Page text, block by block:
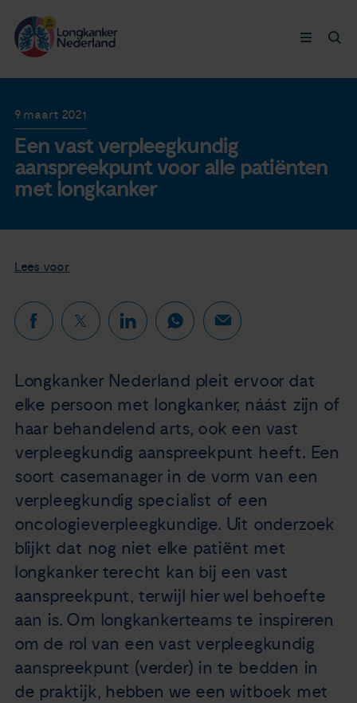
Doneer nu
Nieuws
Agenda
Over ons
Zorgverleners
Contact
Longkanker
Leven met
Ervaringen
9 maart 2021
Een vast verpleegkundig
aanspreekpunt voor alle patiënten
met longkanker
Lees voor
Longkanker Nederland pleit ervoor dat
elke persoon met longkanker, náást zijn of
haar behandelend arts, ook een vast
verpleegkundig aanspreekpunt heeft. Een
soort casemanager in de vorm van een
verpleegkundig specialist of een
oncologieverpleegkundige. Uit onderzoek
blijkt dat nog niet elke patiënt met
longkanker terecht kan bij een vast
aanspreekpunt, terwijl hier wel behoefte
aan is. Om longkankerteams te inspireren
om de rol van een vast verpleegkundig
aanspreekpunt (verder) in te bedden in
de praktijk, hebben we een witboek met